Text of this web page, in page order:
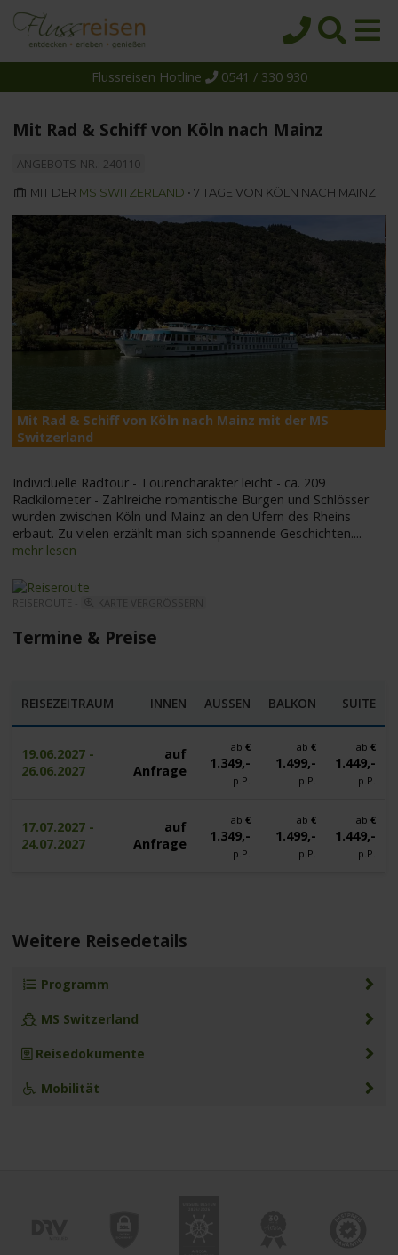
Reedereien
Über uns
Wissen
Suche
Flussreisen Hotline 0541 / 330 930
Mit Rad & Schiff von Köln nach Mainz
ANGEBOTS-NR.: 240110
MIT DER MS SWITZERLAND • 7 TAGE VON KÖLN NACH MAINZ
Mit Rad & Schiff von Köln nach Mainz mit der MS
Switzerland
Individuelle Radtour - Tourencharakter leicht - ca. 209
Radkilometer - Zahlreiche romantische Burgen und Schlösser
wurden zwischen Köln und Mainz an den Ufern des Rheins
erbaut. Zu vielen erzählt man sich spannende Geschichten....
mehr lesen
REISEROUTE -
Termine & Preise
REISEZEITRAUM INNEN AUSSEN BALKON SUITE
19.06.2027 -
26.06.2027
auf
Anfrage
ab€
1.349,-
p.P.
ab€
1.499,-
p.P.
ab€
1.449,-
p.P.
17.07.2027 -
24.07.2027
auf
Anfrage
ab€
1.349,-
p.P.
ab€
1.499,-
p.P.
ab€
1.449,-
p.P.
Weitere Reisedetails
Programm
MS Switzerland
Reisedokumente
Mobilität